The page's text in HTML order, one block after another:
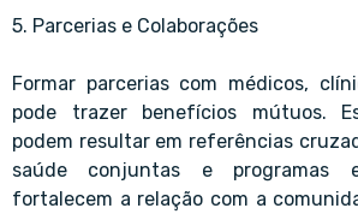
5. Parcerias e Colaborações
Formar parcerias com médicos,
pode trazer benefícios mútuos.
podem resultar em referências
saúde conjuntas e programas
fortalecem a relação com a